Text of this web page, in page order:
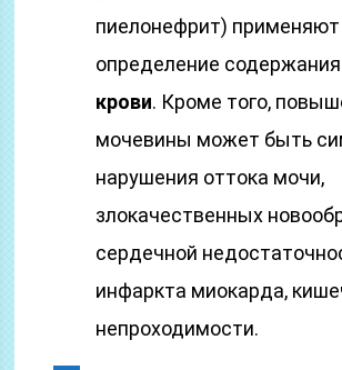
пиелонефрит) применяют
определение содержания
крови. Кроме того,
мочевины может быть
нарушения оттока мочи,
злокачественных
сердечной
инфаркта миокарда,
непроходимости.